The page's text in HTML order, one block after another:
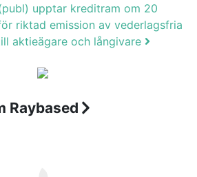
upptar kreditram om 20
riktad emission av vederlagsfria
aktieägare och långivare
Raybased